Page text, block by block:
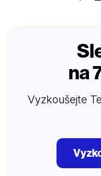
na
Vyzkoušejte